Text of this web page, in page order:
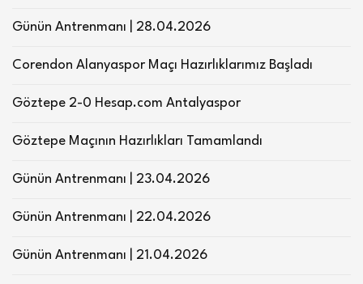
Günün Antrenmanı | 28.04.2026
Corendon Alanyaspor Maçı Hazırlıklarımız Başladı
Göztepe 2-0 Hesap.com Antalyaspor
Göztepe Maçının Hazırlıkları Tamamlandı
Günün Antrenmanı | 23.04.2026
Günün Antrenmanı | 22.04.2026
Günün Antrenmanı | 21.04.2026